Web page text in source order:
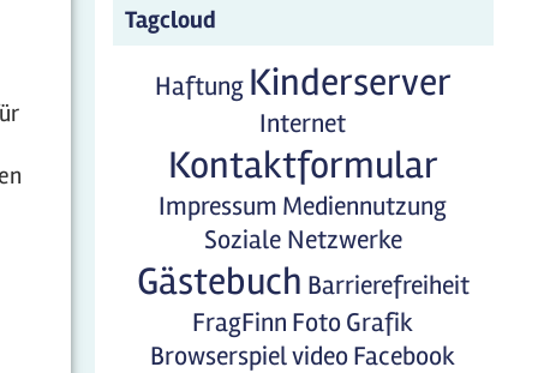
Tagcloud
Haftung Kinderserver
Internet
Kontaktformular
Impressum Mediennutzung
Soziale Netzwerke
Gästebuch Barrierefreiheit
FragFinn FotoGrafik
BrowserspielvideoFacebook